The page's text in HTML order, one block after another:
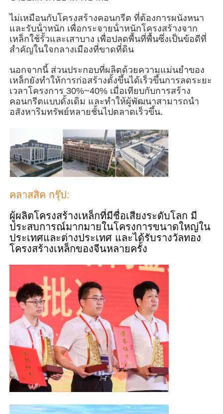
เกี่ยวกับเรา
ควบคุมคุณภาพ
ข่าว
ขออ้าง
อาคารโครงสร้างเหล็ก
การประชุมเชิงปฏิบัติการโครงสร้างเหล็ก
โกดังโครงสร้างเหล็ก
โรงโครงสร้างเหล็ก
โครงสร้างเหล็กหนา
สะพานโครงสร้างเหล็ก
ไม่เหมือนกับโครงสร้างคอนกรีต ที่ต้องการผนังหนา
และรับน้ําหนัก เพื่อกระจายน้ําหนักโครงสร้างจาก
เหล็กใช้รั้วและเสาบาง เพื่อปลดพื้นที่พื้นซึ่งเป็นข้อดีที่
สําคัญในใจกลางเมืองที่ขาดที่ดิน
นอกจากนี้ ส่วนประกอบที่ผลิตด้วยความแม่นยําของ
เหล็กยังทําให้การก่อสร้างตั้งขึ้นได้เร็วขึ้นการลดระยะ
เวลาโครงการ 30%~40% เมื่อเทียบกับการสร้าง
คอนกรีตแบบดั้งเดิม และทําให้ผู้พัฒนาสามารถนํา
อสังหาริมทรัพย์หลายชั้นไปตลาดเร็วขึ้น.
คลาสสิค กรุ๊ป:
ผู้ผลิตโครงสร้างเหล็กที่มีชื่อเสียงระดับโลก มี
ประสบการณ์มากมายในโครงการขนาดใหญ่ใน
ประเทศและต่างประเทศ และได้รับรางวัลทอง
โครงสร้างเหล็กของจีนหลายครั้ง